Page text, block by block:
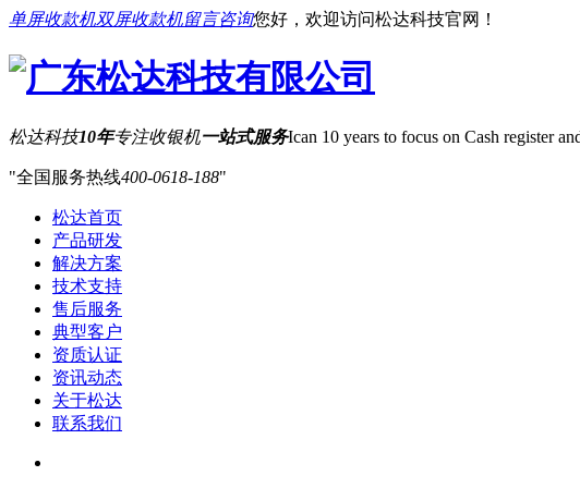
单屏收款机双屏收款机留言咨询您好，欢迎访问松达科技官网！
松达科技10年专注收银机一站式服务Ican 10 years to focus on Cash register
全国服务热线400-0618-188
松达首页
产品研发
解决方案
技术支持
售后服务
典型客户
资质认证
资讯动态
关于松达
联系我们